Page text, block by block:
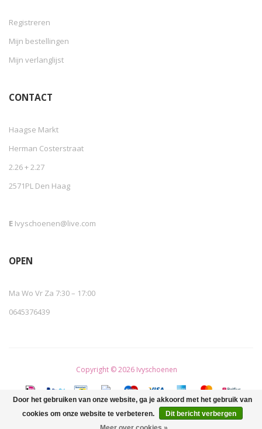
Registreren
Mijn bestellingen
Mijn verlanglijst
CONTACT
Haagse Markt
Herman Costerstraat
2.26 + 2.27
2571PL Den Haag
E Ivyschoenen@live.com
OPEN
Ma Wo Vr Za 7:30 – 17:00
0645376439
Copyright © 2026 Ivyschoenen
Door het gebruiken van onze website, ga je akkoord met het gebruik van
cookies om onze website te verbeteren.
Dit bericht verbergen